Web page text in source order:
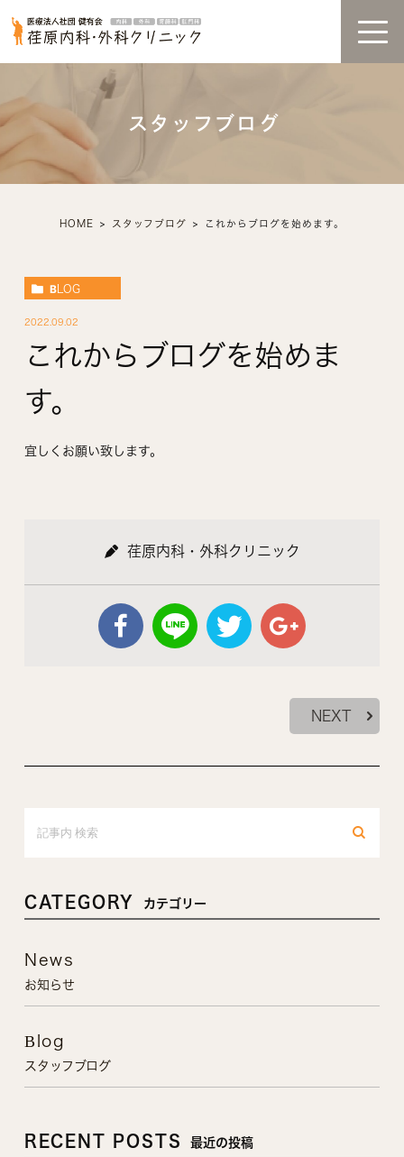
スタッフブログ
HOME スタッフブログ これからブログを始めます。
BLOG
2022.09.02
これからブログを始めま
す。
宜しくお願い致します。
荏原内科・外科クリニック
NEXT
CATEGORY カテゴリー
News
お知らせ
Blog
スタッフブログ
RECENT POSTS 最近の投稿